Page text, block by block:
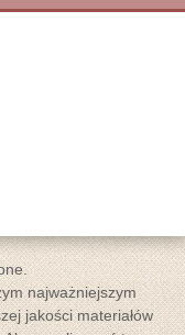
najważniejszym
jakości materiałów